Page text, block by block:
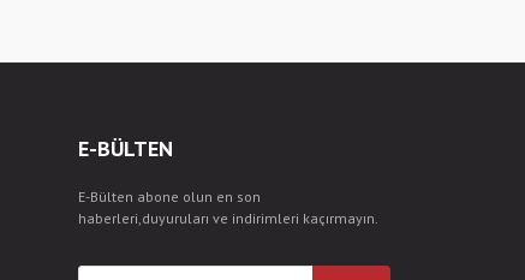
E-BÜLTEN
E-Bülten abone olun en son
haberleri,duyuruları ve indirimleri kaçırmayın.